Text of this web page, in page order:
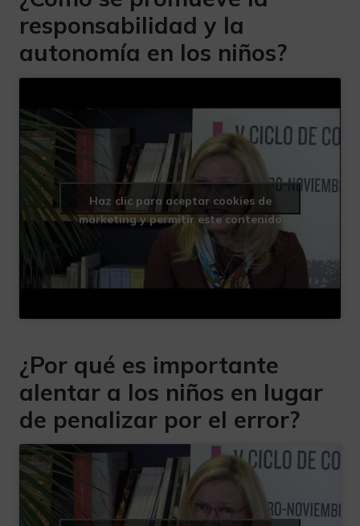
responsabilidad y la
autonomía en los niños?
Haz clic para aceptar cookies de
marketing y permitir este contenido
¿Por qué es importante
alentar a los niños en lugar
de penalizar por el error?